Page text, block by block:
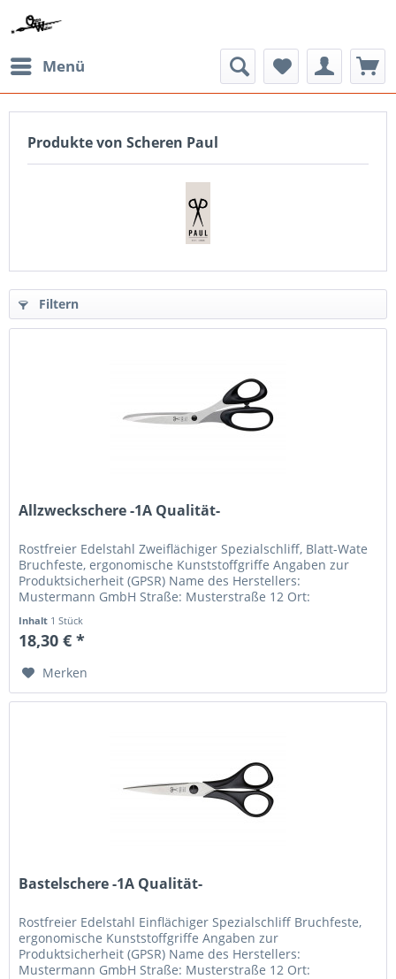
Menü
Produkte von Scheren Paul
Filtern
Allzweckschere -1A Qualität-
Rostfreier Edelstahl Zweiflächiger Spezialschliff, Blatt-Wate
Bruchfeste, ergonomische Kunststoffgriffe Angaben zur
Produktsicherheit (GPSR) Name des Herstellers:
Mustermann GmbH Straße: Musterstraße 12 Ort:
Inhalt 1 Stück
18,30 € *
Merken
Bastelschere -1A Qualität-
Rostfreier Edelstahl Einflächiger Spezialschliff Bruchfeste,
ergonomische Kunststoffgriffe Angaben zur
Produktsicherheit (GPSR) Name des Herstellers:
Mustermann GmbH Straße: Musterstraße 12 Ort: